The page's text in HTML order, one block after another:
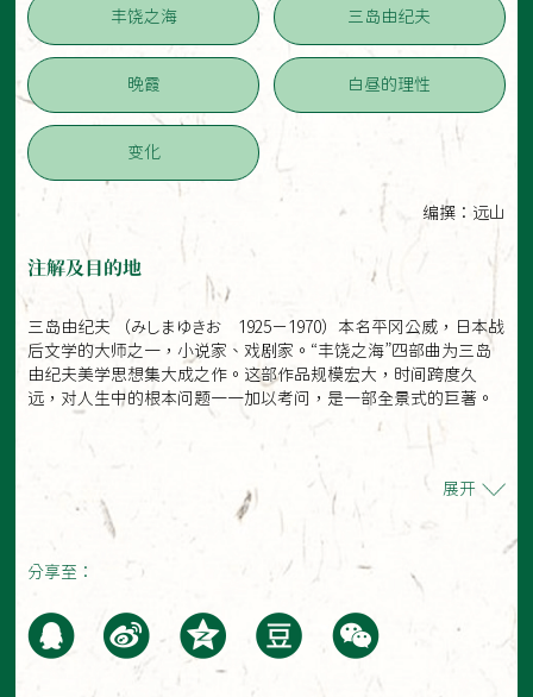
丰饶之海 三岛由纪夫
晚霞 白昼的理性
变化
编撰：远山
注解及目的地
三岛由纪夫 （みしまゆきお 1925－1970）本名平冈公威，日本战
后文学的大师之一，小说家、戏剧家。“丰饶之海”四部曲为三岛
由纪夫美学思想集大成之作。这部作品规模宏大，时间跨度久
远，对人生中的根本问题一一加以考问，是一部全景式的巨著。
展开
分享至：